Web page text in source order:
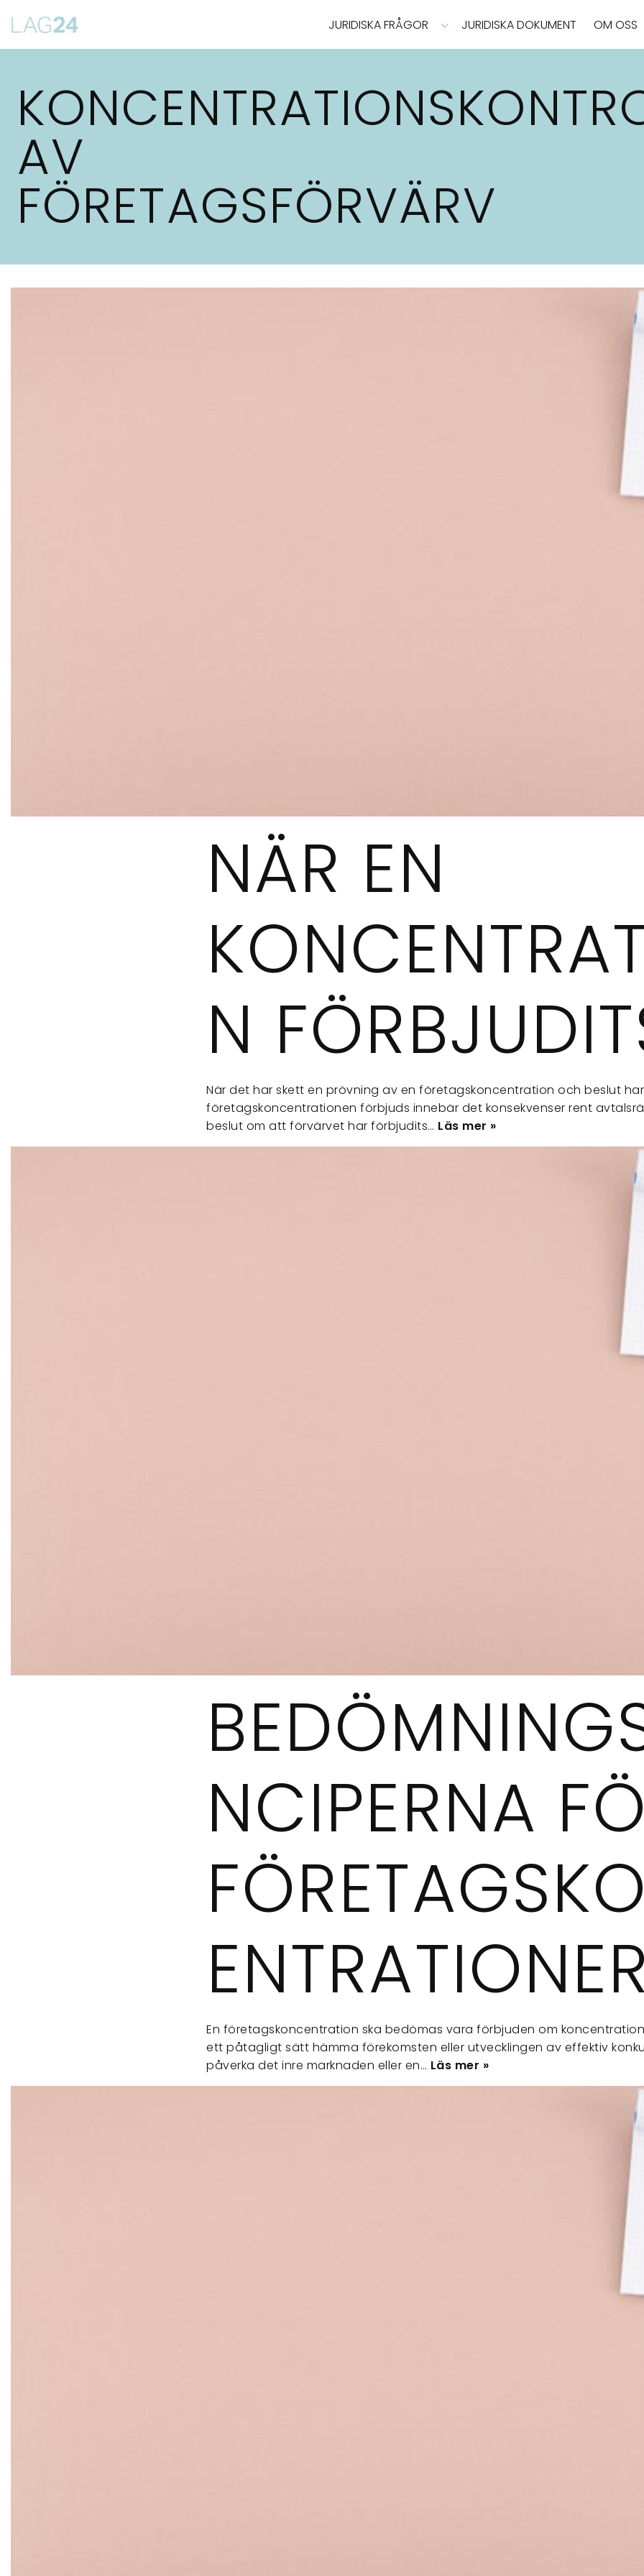
suoraan
JURIDISKA FRÅGOR JURIDISKA DOKUMENT OM OSS
AV
FÖRETAGSFÖRVÄRV
NÄR EN
N
När det har skett en prövning av en företagskoncentration och beslut
företagskoncentrationen förbjuds innebär det konsekvenser rent
beslut om att förvärvet har förbjudits… Läs mer »
NCIPERNA
En företagskoncentration ska bedömas vara förbjuden om
ett påtagligt sätt hämma förekomsten eller utvecklingen av effektiv
påverka det inre marknaden eller en… Läs mer »